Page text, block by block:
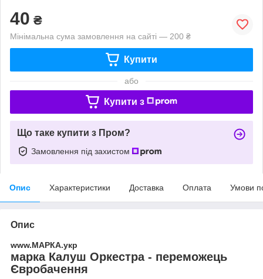
40 ₴
Мінімальна сума замовлення на сайті — 200 ₴
Купити
або
Купити з
Що таке купити з Пром?
Замовлення під захистом
Опис Характеристики Доставка Оплата Умови
Опис
www.МАРКА.укр
марка Калуш Оркестра - переможець
Євробачення